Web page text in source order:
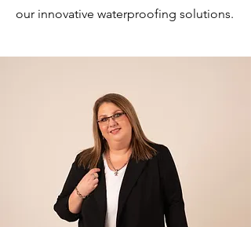
our innovative waterproofing solutions.